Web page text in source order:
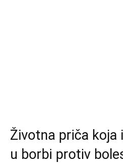
Životna priča koja
u borbi protiv